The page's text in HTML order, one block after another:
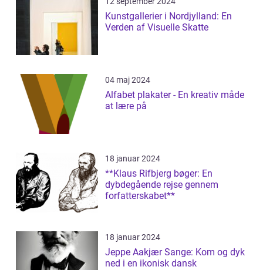
Kunstgallerier i Nordjylland: En
Verden af Visuelle Skatte
04 maj 2024
Alfabet plakater - En kreativ måde
at lære på
18 januar 2024
**Klaus Rifbjerg bøger: En
dybdegående rejse gennem
forfatterskabet**
18 januar 2024
Jeppe Aakjær Sange: Kom og dyk
ned i en ikonisk dansk